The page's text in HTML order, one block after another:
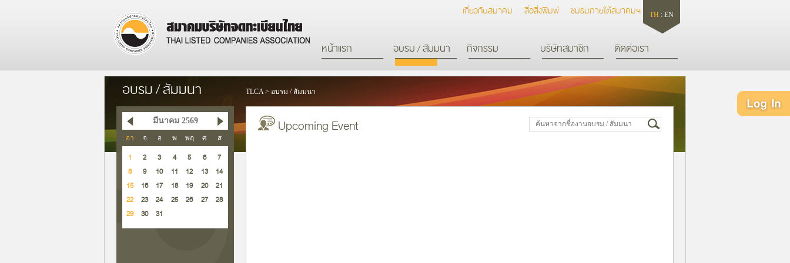
หน้าแรก อบรม / สัมมนา กิจกรรม บริษัทสมาชิก ติดต่อเรา
เกี่ยวกับสมาคม สื่อสิ่งพิมพ์ ชมรมภายใต้สมาคมฯ TH : EN
อบรม / สัมมนา TLCA> อบรม / สัมมนา
Upcoming Event
มีนาคม 2569
อา จ อ พ พฤ ศ ส
1 2 3 4 5 6
7
8
9 10 11 12 13
14
15
16 17 18 19 20
21
22
23 24 25 26 27
28
29
30 31